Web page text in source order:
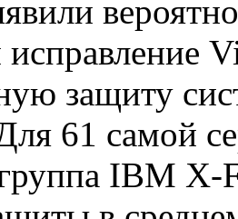
защиту
61 самой
IBM X-